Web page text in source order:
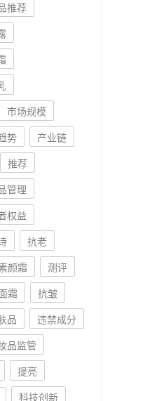
推荐
市场规模
势
产业链
推荐
管理
权益
抗老
颜霜
测评
霜
抗皱
品
违禁成分
品监管
提亮
科技创新